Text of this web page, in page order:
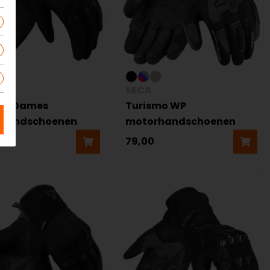
2 Dames
Turismo WP
motorhandschoenen
79,00